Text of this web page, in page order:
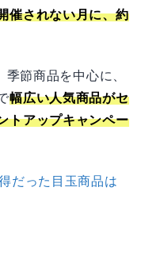
催されない月に、約
節商品を中心に、
幅広い人気商品がセ
トアップキャンペー
だった目玉商品は